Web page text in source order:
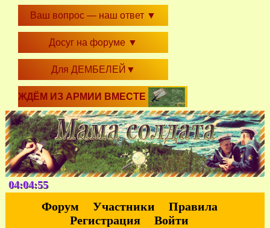
Ваш вопрос — наш ответ ▼
Досуг на форуме ▼
Для ДЕМБЕЛЕЙ ▼
ЖДЁМ ИЗ АРМИИ ВМЕСТЕ
04:04:56
Форум Участники
Правила
Регистрация
Войти